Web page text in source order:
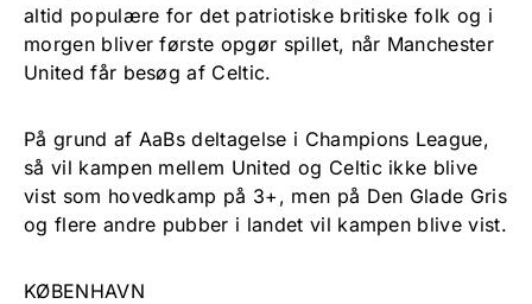
altid populære for det patriotiske britiske folk og i
morgen bliver første opgør spillet, når Manchester
United får besøg af Celtic.
På grund af AaBs deltagelse i Champions League,
så vil kampen mellem United og Celtic ikke blive
vist som hovedkamp på 3+, men på Den Glade Gris
og flere andre pubber i landet vil kampen blive vist.
KØBENHAVN